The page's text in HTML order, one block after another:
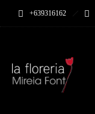
+639316162